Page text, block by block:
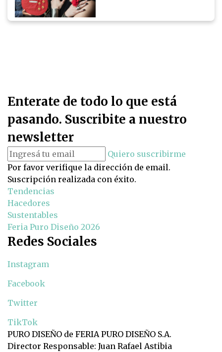
Enterate de todo lo que está
pasando. Suscribite a nuestro
newsletter
Quiero suscribirme
Por favor verifique la dirección de email.
Suscripción realizada con éxito.
Tendencias
Hacedores
Sustentables
Feria Puro Diseño 2026
Redes Sociales
Instagram
Facebook
Twitter
TikTok
PURO DISEÑO de FERIA PURO DISEÑO S.A.
Director Responsable: Juan Rafael Astibia